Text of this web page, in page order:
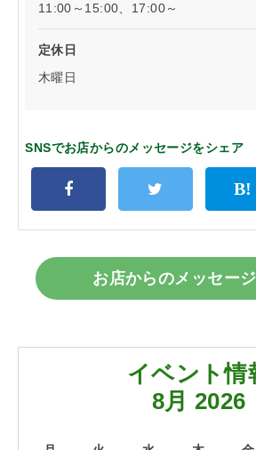
11:00～15:00、17:00～
定休日
木曜日
SNSでお店からのメッセージをシェア
お店からのメッセー
イベント情
8月 2026